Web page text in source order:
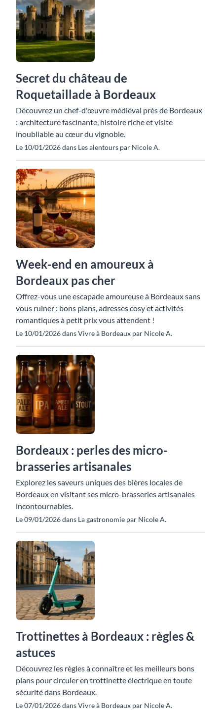
Secret du château de
Roquetaillade à Bordeaux
Découvrez un chef-d'œuvre médiéval près de Bordeaux
: architecture fascinante, histoire riche et visite
inoubliable au cœur du vignoble.
Le 10/01/2026 dans Les alentours par Nicole A.
Week-end en amoureux à
Bordeaux pas cher
Offrez-vous une escapade amoureuse à Bordeaux sans
vous ruiner : bons plans, adresses cosy et activités
romantiques à petit prix vous attendent !
Le 10/01/2026 dans Vivre à Bordeaux par Nicole A.
Bordeaux : perles des micro-
brasseries artisanales
Explorez les saveurs uniques des bières locales de
Bordeaux en visitant ses micro-brasseries artisanales
incontournables.
Le 09/01/2026 dans La gastronomie par Nicole A.
Trottinettes à Bordeaux : règles &
astuces
Découvrez les règles à connaître et les meilleurs bons
plans pour circuler en trottinette électrique en toute
sécurité dans Bordeaux.
Le 07/01/2026 dans Vivre à Bordeaux par Nicole A.